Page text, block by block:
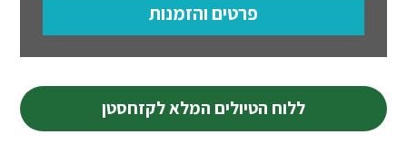
פרטים והזמנות
ללוח הטיולים המלא לקזחסטן